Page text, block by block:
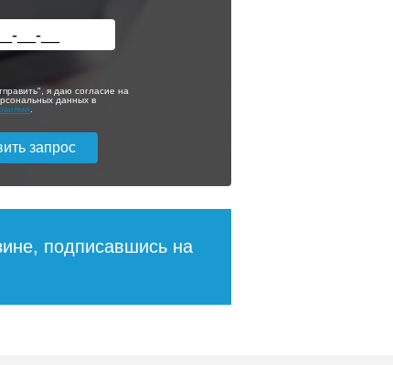
я даю согласие на
данных в
подписавшись на